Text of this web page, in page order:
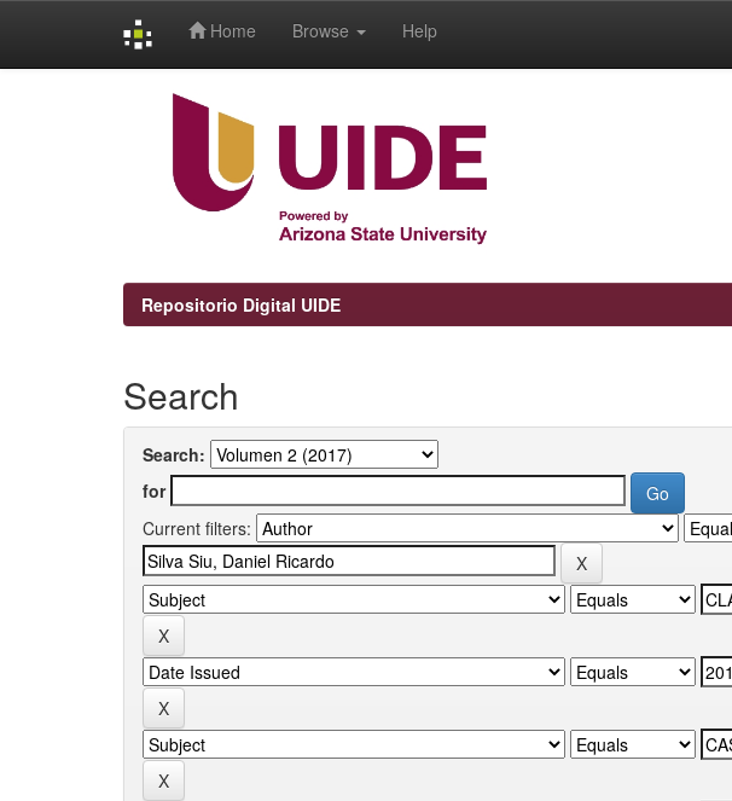
Home Browse Help
Repositorio Digital UIDE
Search
Search:
for
Current filters: